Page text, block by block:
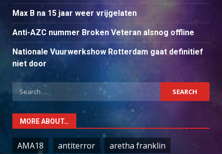
Max B na 15 jaar weer vrijgelaten
Anti-AZC nummer Broken Veteran alsnog offline
Nationale Vuurwerkshow Rotterdam gaat definitief
niet door
Search
for:
MORE ABOUT…
AMA18 antiterror
aretha franklin